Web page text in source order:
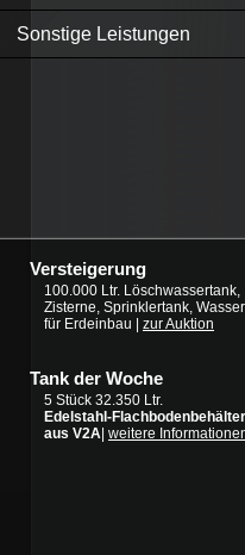
Sonstige Leistungen
Versteigerung
100.000 Ltr. Löschwassertank,
Zisterne, Sprinklertank,
für Erdeinbau | zur Auktion
Tank der Woche
5 Stück 32.350 Ltr.
Edelstahl-Flachbodenbehälter
aus V2A weitere